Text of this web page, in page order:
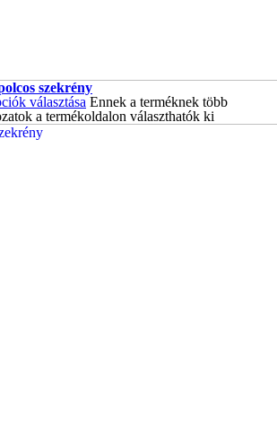
szekrény
választása Ennek a terméknek több
a termékoldalon választhatók ki